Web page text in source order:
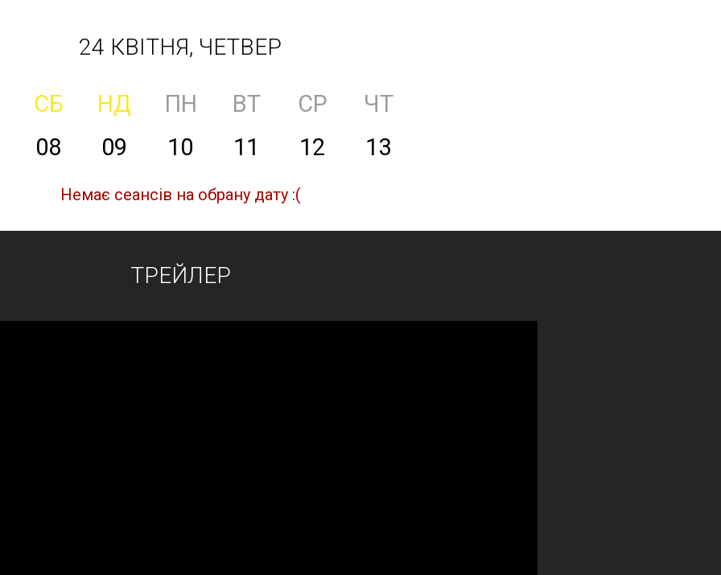
24 КВІТНЯ, ЧЕТВЕР
СБ НД ПН ВТ СР
ЧТ
08 09 10 11 12 13
Немає сеансів на обрану дату :(
ТРЕЙЛЕР